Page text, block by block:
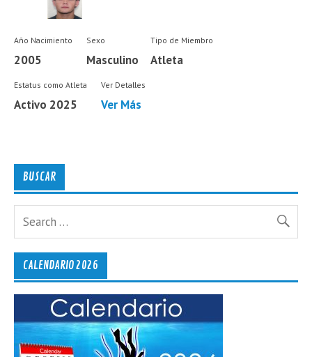
Año Nacimiento
2005
Sexo
Masculino
Tipo de Miembro
Atleta
Estatus como Atleta
Activo 2025
Ver Detalles
Ver Más
BUSCAR
CALENDARIO 2026